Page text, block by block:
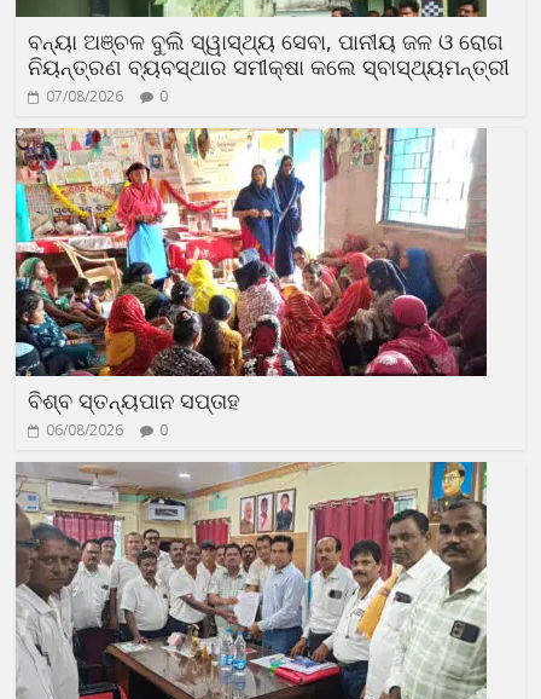
ବନ୍ୟା ଅଞ୍ଚଳ ବୁଲି ସ୍ୱାସ୍ଥ୍ୟ ସେବା, ପାନୀୟ ଜଳ ଓ ରୋଗ
ନିୟନ୍ତ୍ରଣ ବ୍ୟବସ୍ଥାର ସମୀକ୍ଷା କଲେ ସ୍ବାସ୍ଥ୍ୟମନ୍ତ୍ରୀ
07/08/2026 0
ବିଶ୍ବ ସ୍ତନ୍ୟପାନ ସପ୍ତାହ
06/08/2026 0